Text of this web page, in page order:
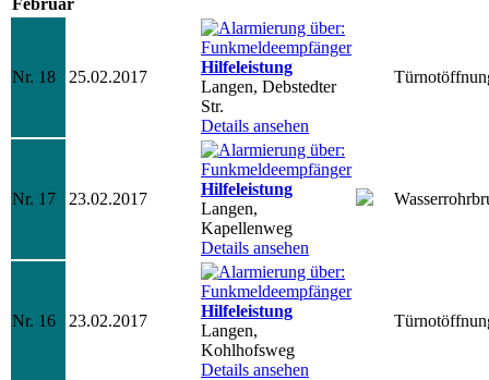
Nr. 18 25.02.2017
Hilfeleistung
Langen, Debstedter
Str.
Details ansehen
Nr. 17 23.02.2017
Hilfeleistung
Langen,
Kapellenweg
Details ansehen
Nr. 16 23.02.2017
Hilfeleistung
Langen,
Kohlhofsweg
Details ansehen